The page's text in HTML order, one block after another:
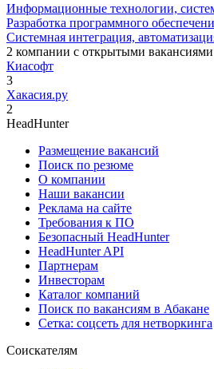
Информационные технологии,
Разработка программного
Системная интеграция,
2 компании с открытыми вакансиями
Киасофт
3
Хакасия.ру
2
HeadHunter
Размещение вакансий
Поиск по резюме
О компании
Наши вакансии
Реклама на сайте
Требования к ПО
Безопасный HeadHunter
HeadHunter API
Партнерам
Инвесторам
Каталог компаний
Поиск по вакансиям в Абакане
Сетка: соцсеть для нетворкинга
Соискателям